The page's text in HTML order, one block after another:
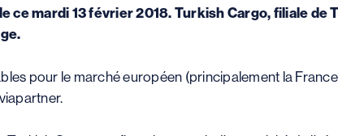
mardi 13 février 2018. Turkish Cargo, filiale de
pour le marché européen (principalement la France,